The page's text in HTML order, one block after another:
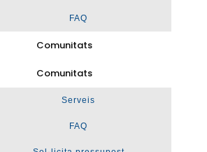
FAQ
Comunitats
Comunitats
Serveis
FAQ